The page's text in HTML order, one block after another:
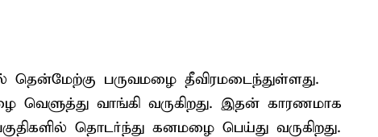
தென்மேற்கு பருவமழை தீவிரமடைந்துள்ளது.
வெளுத்து வாங்கி வருகிறது. இதன் காரணமாக
தொடர்ந்து கனமழை பெய்து வருகிறது.